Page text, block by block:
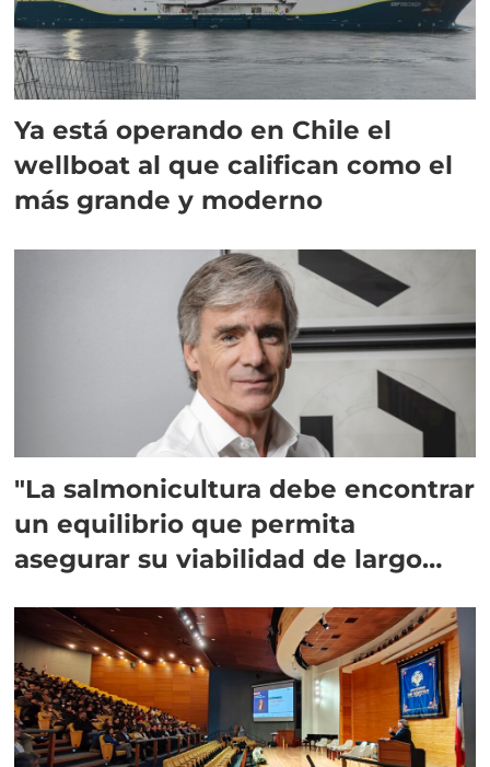
Ya está operando en Chile el
wellboat al que califican como el
más grande y moderno
"La salmonicultura debe encontrar
un equilibrio que permita
asegurar su viabilidad de largo